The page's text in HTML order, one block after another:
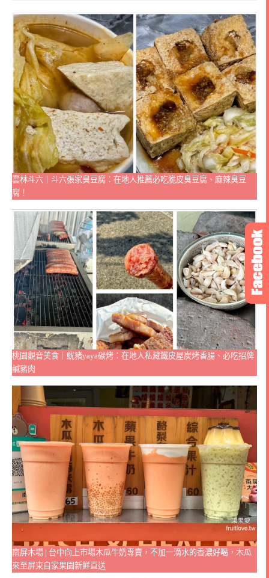
雲林斗六｜斗六張家臭豆腐：在地人推薦必吃脆皮臭豆腐、麻辣臭豆
腐！
桃園觀音美食｜魷豬yaya碳烤：在地人私藏鐵皮屋炭烤香腸、必吃招牌
鹹豬肉
南屏木場 | 台中向上市場木瓜牛奶專賣，不加一滴水的香濃好喝，木瓜
來至屏東自家果園新鮮直送